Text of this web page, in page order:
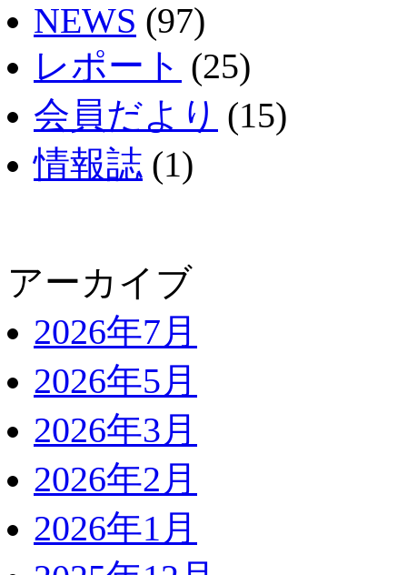
NEWS (97)
レポート (25)
会員だより (15)
情報誌 (1)
アーカイブ
2026年7月
2026年5月
2026年3月
2026年2月
2026年1月